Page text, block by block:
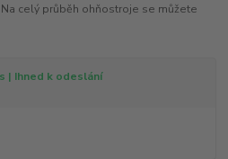
celý průběh ohňostroje se můžete
| Ihned k odeslání